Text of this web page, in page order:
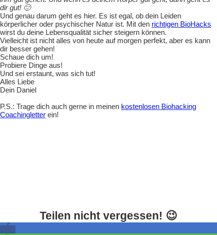
dir gut! 🙂
Und genau darum geht es hier. Es ist egal, ob dein Leiden
körperlicher oder psychischer Natur ist. Mit den richtigen BioHacks
wirst du deine Lebensqualität sicher steigern können.
Vielleicht ist nicht alles von heute auf morgen perfekt, aber es kann
dir besser gehen!
Schaue dich um!
Probiere Dinge aus!
Und sei erstaunt, was sich tut!
Alles Liebe
Dein Daniel
P.S.: Trage dich auch gerne in meinen kostenlosen Biohacking
Coachingletter ein!
Teilen nicht vergessen! 😉